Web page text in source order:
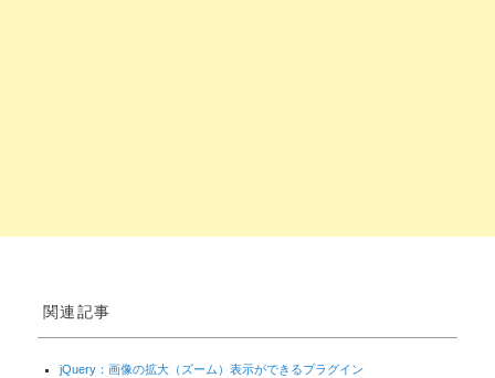
関連記事
jQuery：画像の拡大（ズーム）表示ができるプラグイン